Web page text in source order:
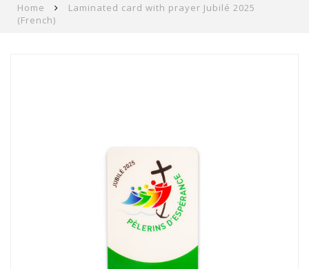
Home
Laminated card with prayer Jubilé 2025
(French)